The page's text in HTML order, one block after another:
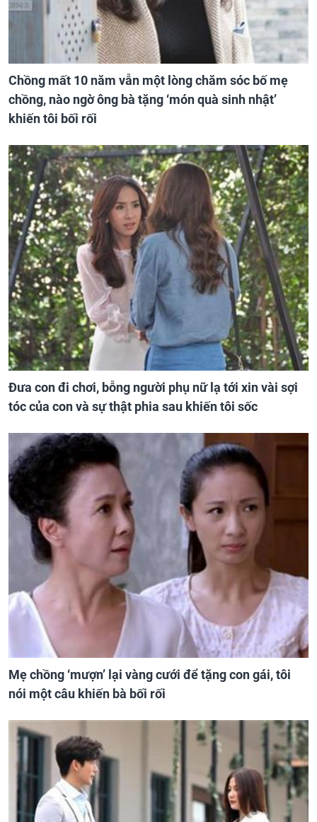
Chồng mất 10 năm vẫn một lòng chăm sóc bố mẹ
chồng, nào ngờ ông bà tặng ‘món quà sinh nhật’
khiến tôi bối rối
Đưa con đi chơi, bỗng người phụ nữ lạ tới xin vài sợi
tóc của con và sự thật phia sau khiến tôi sốc
Mẹ chồng ‘mượn’ lại vàng cưới để tặng con gái, tôi
nói một câu khiến bà bối rối